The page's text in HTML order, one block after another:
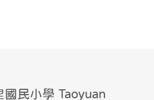
民小學 Taoyuan